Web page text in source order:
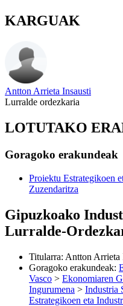
KARGUAK
Antton Arrieta Insausti
Lurralde ordezkaria
LOTUTAKO
Goragoko erakundeak
Proiektu Estrategikoen
Zuzendaritza
Gipuzkoako
Lurralde-
Titularra: Antton Arrieta
Goragoko erakundeak:
Vasco > Ekonomiaren
Ingurumena > Industria
Estrategikoen eta